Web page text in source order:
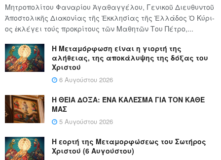
Μητροπολίτου Φαναρίου Ἀγαθαγγέλου, Γενικοῦ Διευθυντοῦ
Ἀποστολικῆς Διακονίας τῆς Ἐκκλησίας τῆς Ἑλλάδος Ὁ Κύ­ρι­
ος ἐκλέγει τούς προ­κρί­τους τῶν Μα­θη­τῶν Του Πέ­τρο,...
Η Μεταμόρφωση είναι η γιορτή της
αλήθειας, της αποκάλυψης της δόξας του
Χριστού
6 Αυγούστου 2026
Η ΘΕΙΑ ΔΟΞΑ: ΈΝΑ ΚΑΛΕΣΜΑ ΓΙΑ ΤΟΝ ΚΑΘΕ
ΜΑΣ
5 Αυγούστου 2026
Η εορτή της Μεταμορφώσεως του Σωτήρος
Χριστού (6 Αυγούστου)